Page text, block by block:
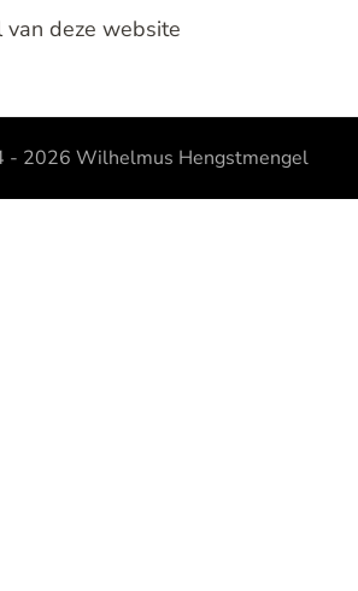
van deze website
- 2026 Wilhelmus Hengstmengel